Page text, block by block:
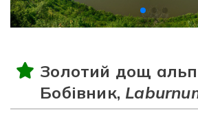
Багаторічники
Виноград
Книги
Золотий дощ
Бобівник,